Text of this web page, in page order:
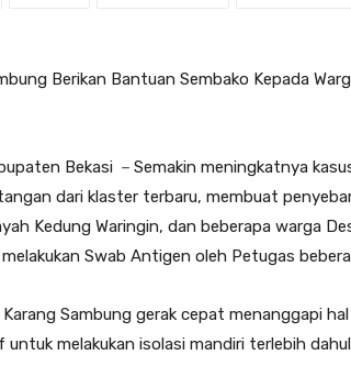
Berikan Bantuan Sembako Kepada
Bekasi －Semakin meningkatnya
dari klaster terbaru, membuat
Kedung Waringin, dan beberapa warga
Swab Antigen oleh Petugas
Sambung gerak cepat menanggapi
melakukan isolasi mandiri terlebih